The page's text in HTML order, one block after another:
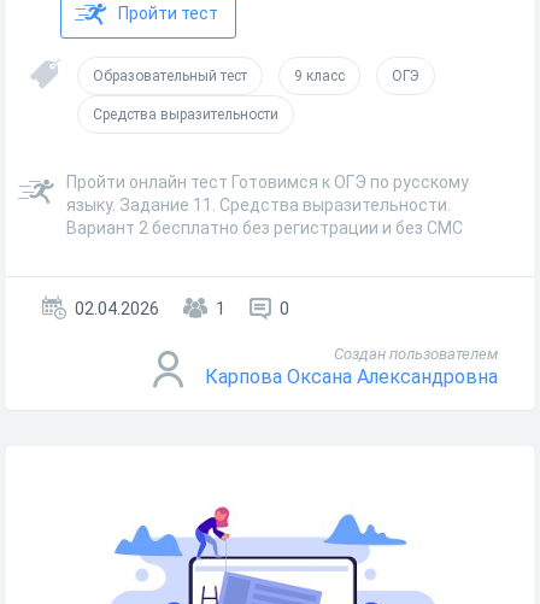
Пройти тест
Образовательный тест 9 класс ОГЭ
Средства выразительности
Пройти онлайн тест Готовимся к ОГЭ по русскому
языку. Задание 11. Средства выразительности.
Вариант 2 бесплатно без регистрации и без СМС
02.04.2026 1 0
Создан пользователем
Карпова Оксана Александровна